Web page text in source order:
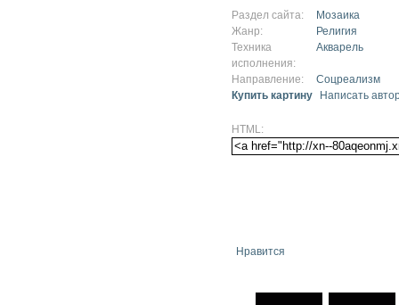
Раздел сайта:
Мозаика
Жанр:
Религия
Техника
исполнения:
Акварель
Направление:
Соцреализм
Купить картину
Написать
HTML:
Нравится